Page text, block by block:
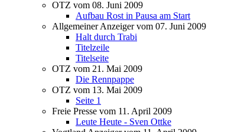
OTZ vom 08. Juni 2009
Aufbau Rost in Pausa am Start
Allgemeiner Anzeiger vom 07. Juni 2009
Halt durch Trabi
Titelzeile
Titelseite
OTZ vom 21. Mai 2009
Die Rennpappe
OTZ vom 13. Mai 2009
Seite 1
Freie Presse vom 11. April 2009
Leute Heute - Sven Ottke